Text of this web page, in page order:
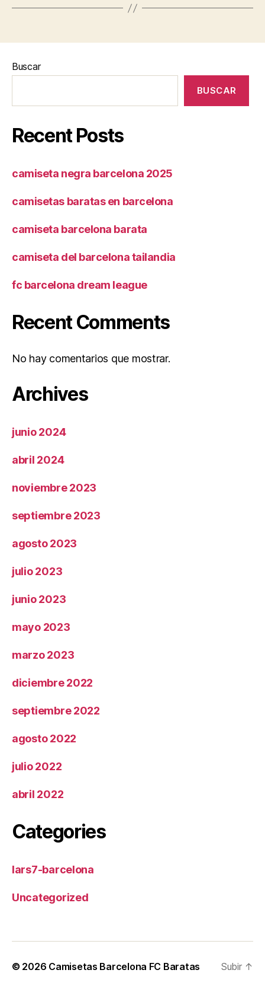
Buscar
BUSCAR
Recent Posts
camiseta negra barcelona 2025
camisetas baratas en barcelona
camiseta barcelona barata
camiseta del barcelona tailandia
fc barcelona dream league
Recent Comments
No hay comentarios que mostrar.
Archives
junio 2024
abril 2024
noviembre 2023
septiembre 2023
agosto 2023
julio 2023
junio 2023
mayo 2023
marzo 2023
diciembre 2022
septiembre 2022
agosto 2022
julio 2022
abril 2022
Categories
lars7-barcelona
Uncategorized
© 2026 Camisetas Barcelona FC Baratas Subir ↑